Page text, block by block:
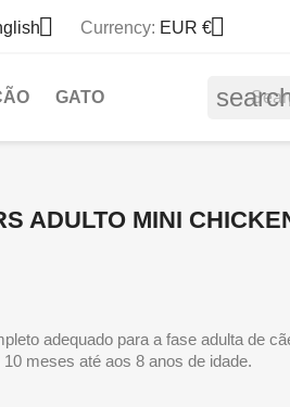
 Currency: EUR €
GATO
ADULTO MINI
adequado para a fase adulta de
meses até aos 8 anos de idade.